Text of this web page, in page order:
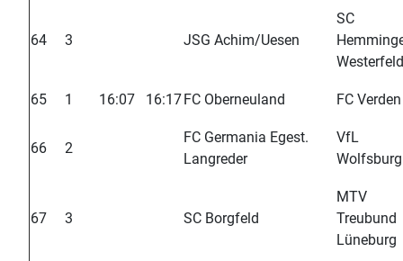
64 3 JSG Achim/Uesen
SC
Westerfeld
65 1 16:07 16:17FC Oberneuland FC
66 2
FC Germania Egest.
Langreder
VfL
Wolfsburg
67 3 SC Borgfeld
MTV
Treubund
Lüneburg